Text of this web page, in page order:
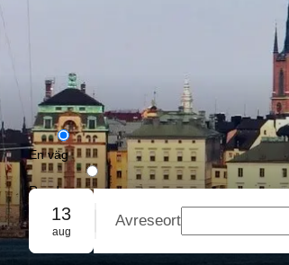
En väg
Rundresa
Gruppbokning
13
aug
Avreseort